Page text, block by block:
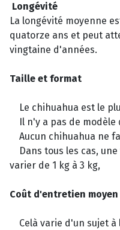
Longévité
La longévité moyenne
quatorze ans et peut
vingtaine d'années.
Taille et format
Le chihuahua est le
Il n'y a pas de modèle
Aucun chihuahua ne
Dans tous les cas,
varier de 1 kg à 3 kg,
Coût d'entretien
Celà varie d'un sujet à